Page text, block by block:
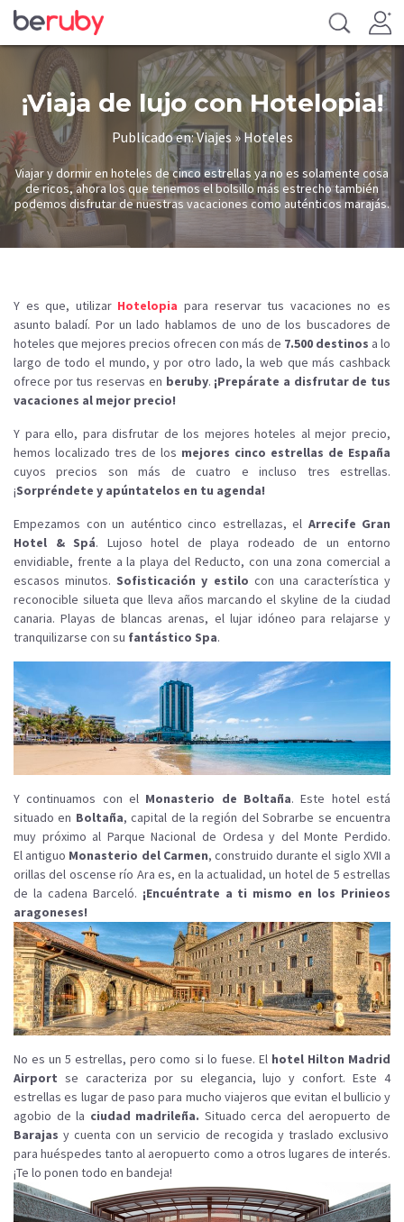
¡Viaja de lujo con Hotelopia!
Publicado en: Viajes » Hoteles
Viajar y dormir en hoteles de cinco estrellas ya no es solamente cosa
de ricos, ahora los que tenemos el bolsillo más estrecho también
podemos disfrutar de nuestras vacaciones como auténticos marajás.
Y es que, utilizar Hotelopia para reservar tus vacaciones no es
asunto baladí. Por un lado hablamos de uno de los buscadores de
hoteles que mejores precios ofrecen con más de 7.500 destinos a lo
largo de todo el mundo, y por otro lado, la web que más cashback
ofrece por tus reservas en beruby. ¡Prepárate a disfrutar de tus
vacaciones al mejor precio!
Y para ello, para disfrutar de los mejores hoteles al mejor precio,
hemos localizado tres de los mejores cinco estrellas de España
cuyos precios son más de cuatro e incluso tres estrellas.
¡Sorpréndete y apúntatelos en tu agenda!
Empezamos con un auténtico cinco estrellazas, el Arrecife Gran
Hotel & Spá. Lujoso hotel de playa rodeado de un entorno
envidiable, frente a la playa del Reducto, con una zona comercial a
escasos minutos. Sofisticación y estilo con una característica y
reconocible silueta que lleva años marcando el skyline de la ciudad
canaria. Playas de blancas arenas, el lujar idóneo para relajarse y
tranquilizarse con su fantástico Spa.
Y continuamos con el Monasterio de Boltaña. Este hotel está
situado en Boltaña, capital de la región del Sobrarbe se encuentra
muy próximo al Parque Nacional de Ordesa y del Monte Perdido.
El antiguo Monasterio del Carmen, construido durante el siglo XVII a
orillas del oscense río Ara es, en la actualidad, un hotel de 5 estrellas
de la cadena Barceló. ¡Encuéntrate a ti mismo en los Prinieos
aragoneses!
No es un 5 estrellas, pero como si lo fuese. El hotel Hilton Madrid
Airport se caracteriza por su elegancia, lujo y confort. Este 4
estrellas es lugar de paso para mucho viajeros que evitan el bullicio y
agobio de la ciudad madrileña. Situado cerca del aeropuerto de
Barajasy cuenta con un servicio de recogida y traslado exclusivo
para huéspedes tanto al aeropuerto como a otros lugares de interés.
¡Te lo ponen todo en bandeja!